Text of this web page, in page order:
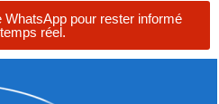
WhatsApp pour rester informé
réel.